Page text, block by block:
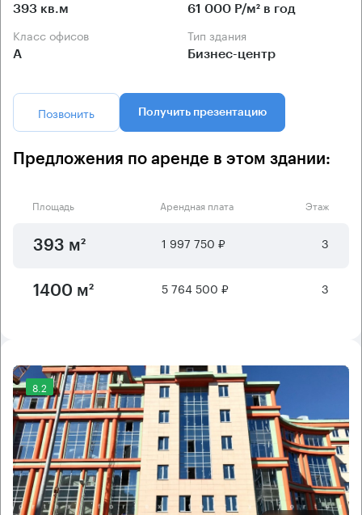
393 кв.м 61 000 Р/м² в год
Класс офисов
А
Тип здания
Бизнес-центр
Позвонить Получить презентацию
Предложения по аренде в этом здании:
Площадь Арендная плата Этаж
393 м² 1 997 750 ₽ 3
1400 м² 5 764 500 ₽ 3
8.2